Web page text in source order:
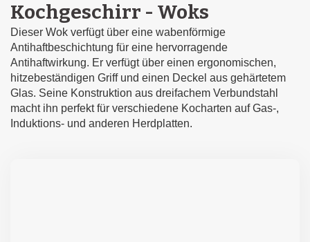
Kochgeschirr - Woks
Dieser Wok verfügt über eine wabenförmige
Antihaftbeschichtung für eine hervorragende
Antihaftwirkung. Er verfügt über einen ergonomischen,
hitzebeständigen Griff und einen Deckel aus gehärtetem
Glas. Seine Konstruktion aus dreifachem Verbundstahl
macht ihn perfekt für verschiedene Kocharten auf Gas-,
Induktions- und anderen Herdplatten.